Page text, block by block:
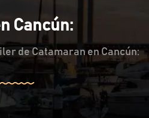
Cancún:
de Catamaran en Cancún: